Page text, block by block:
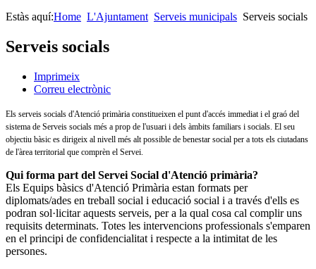
Estàs aquí:Home L'Ajuntament Serveis municipals Serveis socials
Serveis socials
Imprimeix
Correu electrònic
Els serveis socials d'Atenció primària constitueixen el punt d'accés immediat i el graó del
sistema de Serveis socials més a prop de l'usuari i dels àmbits familiars i socials. El seu
objectiu bàsic es dirigeix al nivell més alt possible de benestar social per a tots els ciutadans
de l'àrea territorial que comprèn el Servei.
Qui forma part del Servei Social d'Atenció primària?
Els Equips bàsics d'Atenció Primària estan formats per
diplomats/ades en treball social i educació social i a través d'ells es
podran sol·licitar aquests serveis, per a la qual cosa cal complir uns
requisits determinats. Totes les intervencions professionals s'emparen
en el principi de confidencialitat i respecte a la intimitat de les
persones.